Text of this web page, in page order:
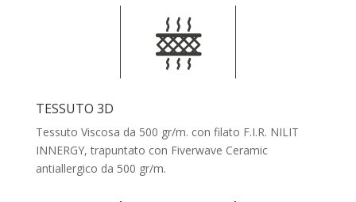
TESSUTO 3D
Tessuto Viscosa da 500 gr/m. con filato F.I.R. NILIT
INNERGY, trapuntato con Fiverwave Ceramic
antiallergico da 500 gr/m.